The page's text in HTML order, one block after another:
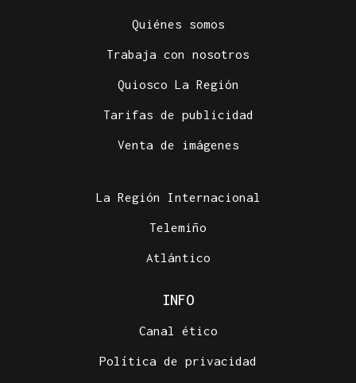
Quiénes somos
Trabaja con nosotros
Quiosco La Región
Tarifas de publicidad
Venta de imágenes
La Región Internacional
Telemiño
Atlántico
INFO
Canal ético
Política de privacidad